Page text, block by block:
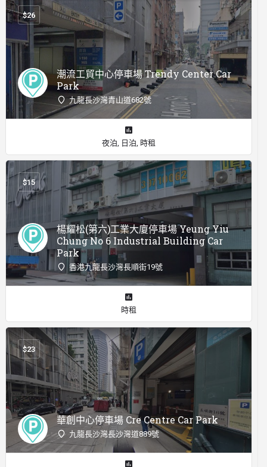
潮流工貿中心停車場 Trendy Center Car
Park
九龍長沙灣青山道682號
$26
夜泊, 日泊, 時租
楊耀松(第六)工業大廈停車場 Yeung Yiu
Chung No 6 Industrial Building Car
Park
香港九龍長沙灣長順街19號
$15
時租
華創中心停車場 Cre Centre Car Park
九龍長沙灣長沙灣道889號
$23